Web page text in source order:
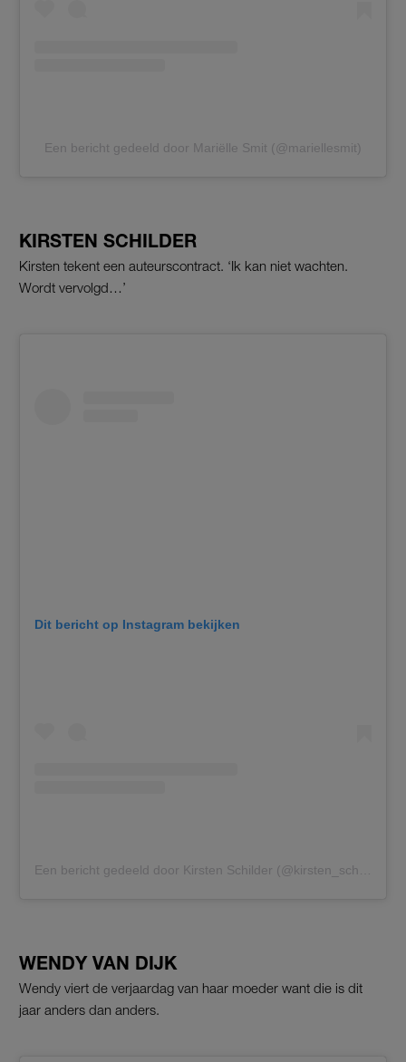
Een bericht gedeeld door Mariëlle Smit (@mariellesmit)
KIRSTEN SCHILDER
Kirsten tekent een auteurscontract. ‘Ik kan niet wachten.
Wordt vervolgd…’
Dit bericht op Instagram bekijken
Een bericht gedeeld door Kirsten Schilder (@kirsten_schilder)
WENDY VAN DIJK
Wendy viert de verjaardag van haar moeder want die is dit
jaar anders dan anders.